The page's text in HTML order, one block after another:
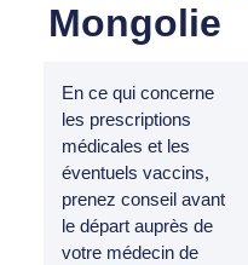
Mongolie
En ce qui concerne
les prescriptions
médicales et les
éventuels vaccins,
prenez conseil avant
le départ auprès de
votre médecin de